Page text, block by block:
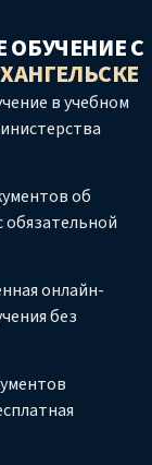
С
в учебном
об
обязательной
онлайн-
без